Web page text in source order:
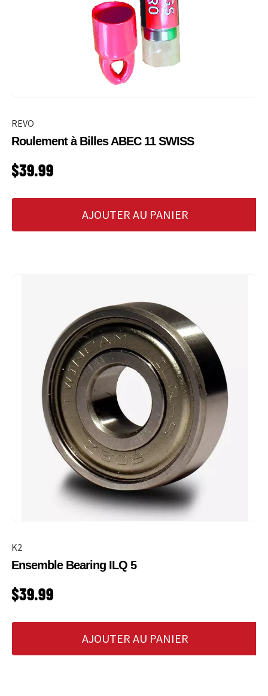
REVO
Roulement à Billes ABEC 11 SWISS
PRIX HABITUEL
$39.99
AJOUTER AU PANIER
K2
Ensemble Bearing ILQ 5
PRIX HABITUEL
$39.99
AJOUTER AU PANIER